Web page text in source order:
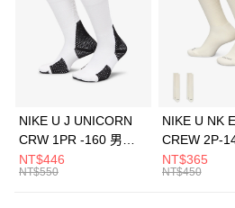
3 期 0 利率 每期
合作金庫商業銀行
第
華南商業銀行
彰
上海商業儲蓄銀行
元大商業銀行
Apple Pay
全盈+PAY
AFTEE先享後付
NIKE U J UNICORN
CRW 1PR -160 男女
中統襪 FZ3393100
NT$446
NT$550
NIKE U NK
CREW 2P-
EMBRDY 男
FZ3073133
NT$365
NT$450